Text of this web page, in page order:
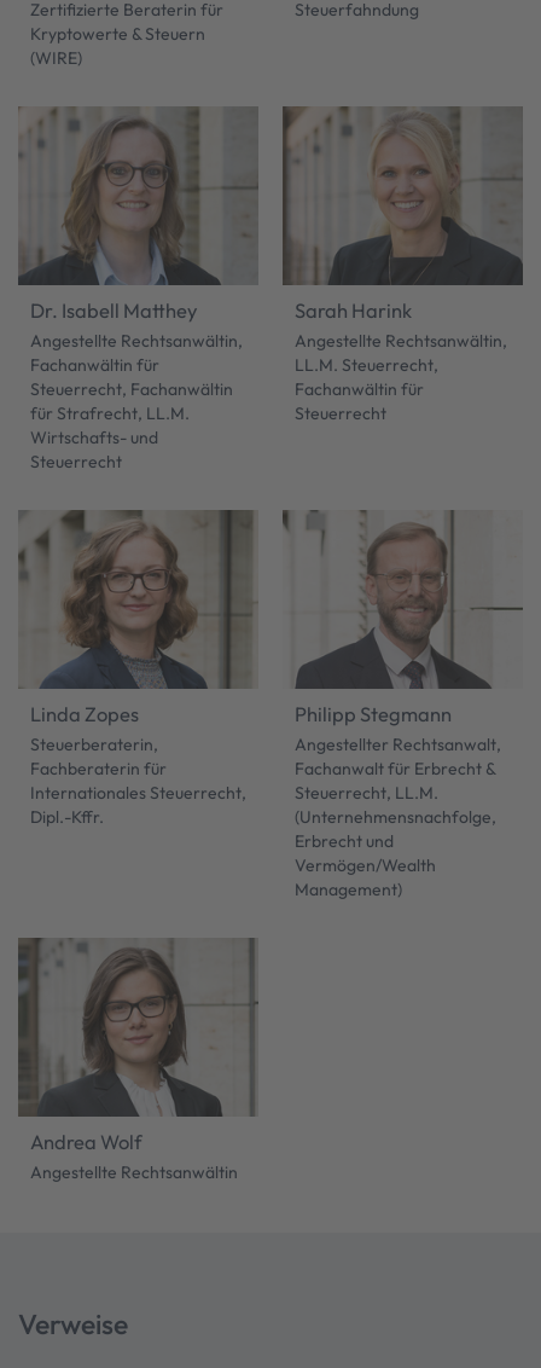
Zertifizierte Beraterin für
Kryptowerte & Steuern
(WIRE)
Steuerfahndung
Dr. Isabell Matthey
Angestellte Rechtsanwältin,
Fachanwältin für
Steuerrecht, Fachanwältin
für Strafrecht, LL.M.
Wirtschafts- und
Steuerrecht
Sarah Harink
Angestellte Rechtsanwältin,
LL.M. Steuerrecht,
Fachanwältin für
Steuerrecht
Linda Zopes
Steuerberaterin,
Fachberaterin für
Internationales Steuerrecht,
Dipl.-Kffr.
Philipp Stegmann
Angestellter Rechtsanwalt,
Fachanwalt für Erbrecht &
Steuerrecht, LL.M.
(Unternehmensnachfolge,
Erbrecht und
Vermögen/Wealth
Management)
Andrea Wolf
Angestellte Rechtsanwältin
Verweise